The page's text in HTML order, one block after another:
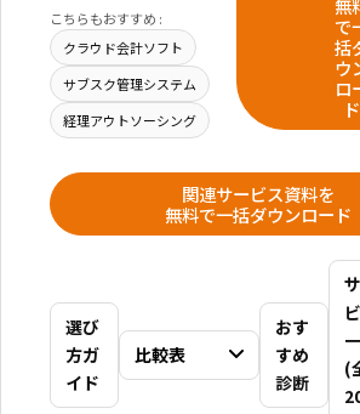
こちらもおすすめ :
クラウド会計ソフト
サブスク管理システム
経理アウトソーシング
無
で
括
ウ
ロ
ド
関連サービス資料を
無料で一括ダウンロード
選び
方ガ
イド
比較表
おす
すめ
診断
(